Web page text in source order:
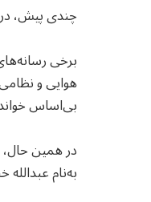
چندی پیش،
برخی
هوایی و
بی‌اساس
در همین
به‌نام